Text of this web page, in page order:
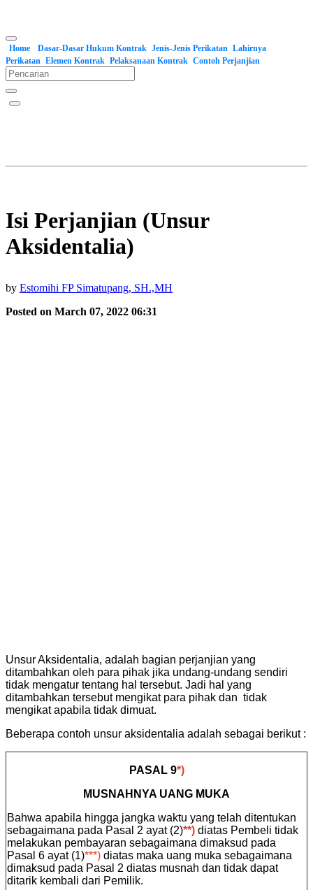
Home Dasar-Dasar Hukum Kontrak Jenis-Jenis Perikatan Lahirnya
Perikatan Elemen Kontrak Pelaksanaan Kontrak Contoh Perjanjian
Isi Perjanjian (Unsur
Aksidentalia)
by Estomihi FP Simatupang, SH.,MH
Posted on March 07, 2022 06:31
Unsur Aksidentalia, adalah bagian perjanjian yang
ditambahkan oleh para pihak jika undang-undang sendiri
tidak mengatur tentang hal tersebut. Jadi hal yang
ditambahkan tersebut mengikat para pihak dan tidak
mengikatapabila tidak dimuat.
Beberapa contoh unsur aksidentalia adalah sebagai berikut :
PASAL 9*)
MUSNAHNYA UANG MUKA
Bahwa apabila hingga jangka waktu yang telah ditentukan
sebagaimana pada Pasal 2 ayat (2)**) diatas Pembeli tidak
melakukan pembayaran sebagaimana dimaksud pada
Pasal 6 ayat (1)***) diatas maka uang muka sebagaimana
dimaksud pada Pasal 2 diatas musnah dan tidak dapat
ditarik kembali dari Pemilik.